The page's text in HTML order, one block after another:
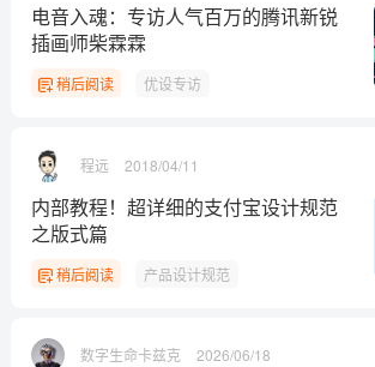
电音入魂：专访人气百万的腾讯新锐
插画师柴霖霖
稍后阅读 优设专访
程远 2018/04/11
内部教程！超详细的支付宝设计规范
之版式篇
稍后阅读 产品设计规范
数字生命卡兹克 2026/06/18